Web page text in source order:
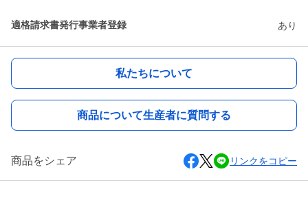
適格請求書発行事業者登録 あり
私たちについて
商品について生産者に質問する
商品をシェア リンクをコピー